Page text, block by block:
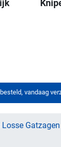
vandaag